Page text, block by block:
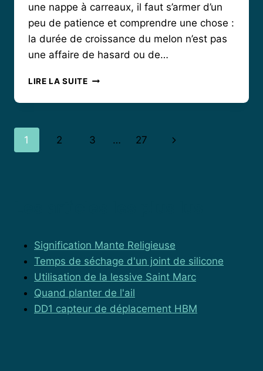
une nappe à carreaux, il faut s’armer d’un
peu de patience et comprendre une chose :
la durée de croissance du melon n’est pas
une affaire de hasard ou de…
LIRE LA SUITECOMBIEN
TEMPS
MELON
MENU
Navigation
1 2 3 … 27
Page
Signification Mante Religieuse
Temps de séchage d'un joint de silicone
Utilisation de la lessive Saint Marc
Quand planter de l'ail
DD1 capteur de déplacement HBM